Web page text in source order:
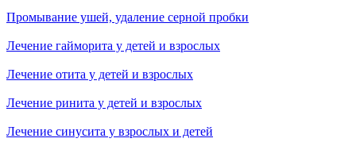
Промывание ушей, удаление серной пробки
Лечение гайморита у детей и взрослых
Лечение отита у детей и взрослых
Лечение ринита у детей и взрослых
Лечение синусита у взрослых и детей